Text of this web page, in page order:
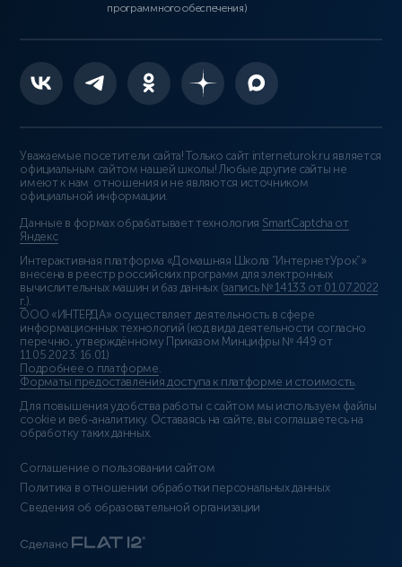
программного обеспечения)
Уважаемые посетители сайта! Только сайт interneturok.ru является
официальным сайтом нашей школы! Любые другие сайты не
имеют к нам отношения и не являются источником
официальной информации.
Данные в формах обрабатывает технология SmartCaptcha от
Яндекс
Интерактивная платформа «Домашняя Школа “ИнтернетУрок”»
внесена в реестр российских программ для электронных
вычислительных машин и баз данных (запись № 14133 от 01.07.2022
г.).
ООО «ИНТЕРДА» осуществляет деятельность в сфере
информационных технологий (код вида деятельности согласно
перечню, утверждённому Приказом Минцифры № 449 от
11.05.2023: 16.01)
Подробнее о платформе.
Форматы предоставления доступа к платформе и стоимость.
Для повышения удобства работы с сайтом мы используем файлы
cookie и веб-аналитику. Оставаясь на сайте, вы соглашаетесь на
обработку таких данных.
Соглашение о пользовании сайтом
Политика в отношении обработки персональных данных
Сведения об образовательной организации